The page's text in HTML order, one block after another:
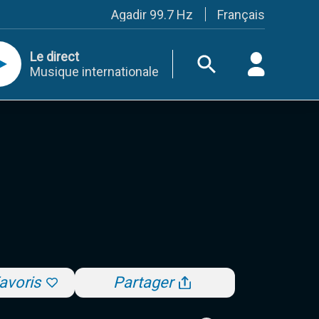
Agadir 99.7 Hz
Tanger 103.3 Hz
Meknès 97.2 Hz
Settat 104,6
Tafraout 104.9
Casablanca 92.5 Hz
Rabat, Salé 106.9 Hz
Français
Le direct
Musique internationale
Partager